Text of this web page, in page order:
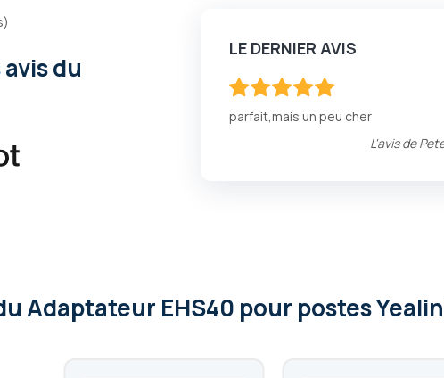
du
LE DERNIER AVIS
parfait,mais un peu cher
L'avis de
Adaptateur EHS40 pour postes